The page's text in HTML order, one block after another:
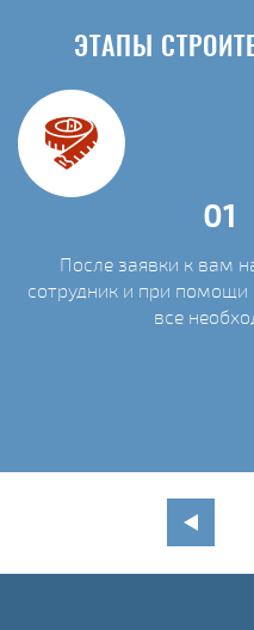
ЭТАПЫ
01
После заявки к вам
сотрудник и при помощи
все